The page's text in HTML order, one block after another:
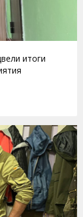
итоги